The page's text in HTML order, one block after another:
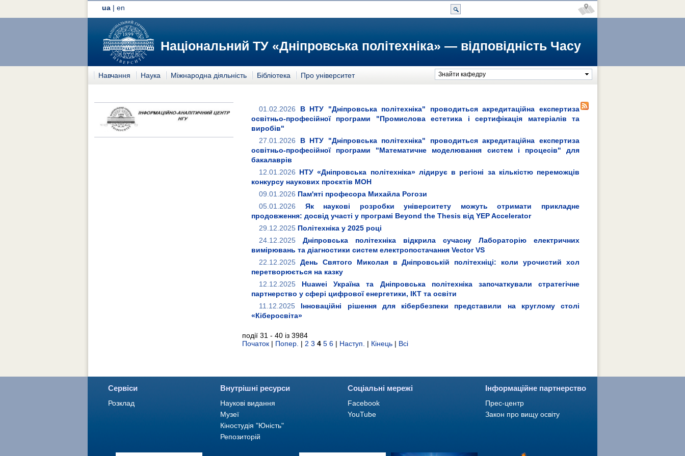
ua| en
Національний ТУ «Дніпровська політехніка» — відповідність Часу
Навчання Наука Міжнародна діяльність Бібліотека Про університет Знайти кафедру
01.02.2026
В НТУ "Дніпровська політехніка" проводиться акредитаційна експертиза
освітньо-професійної програми "Промислова естетика і сертифікація матеріалів та
виробів"
27.01.2026
В НТУ "Дніпровська політехніка" проводиться акредитаційна експертиза
освітньо-професійної програми "Математичне моделювання систем і процесів" для
бакалаврів
12.01.2026 НТУ «Дніпровська політехніка» лідирує в регіоні за кількістю переможців
конкурсу наукових проєктів МОН
09.01.2026 Пам'яті професора Михайла Рогози
05.01.2026
Як наукові розробки університету можуть отримати прикладне
продовження: досвід участі у програмі Beyond the Thesis від YEP Accelerator
29.12.2025 Політехніка у 2025 році
24.12.2025
Дніпровська політехніка відкрила сучасну Лабораторію електричних
вимірювань та діагностики систем електропостачання Vector VS
22.12.2025 День Святого Миколая в Дніпровській політехніці: коли урочистий хол
перетворюється на казку
12.12.2025
Huawei Україна та Дніпровська політехніка започаткували стратегічне
партнерство у сфері цифрової енергетики, ІКТ та освіти
11.12.2025
Інноваційні рішення для кібербезпеки представили на круглому столі
«Кіберосвіта»
події 31 - 40 із 3984
Початок | Попер. | 2 3 4 5 6 | Наступ. | Кінець | Всі
Сервіси
Розклад
Внутрішні ресурси
Наукові видання
Музеї
Кіностудія "Юність"
Репозиторій
Соціальні мережі
Facebook
YouTube
Інформаційне партнерство
Прес-центр
Закон про вищу освіту